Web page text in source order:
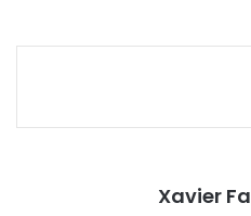
Xavier